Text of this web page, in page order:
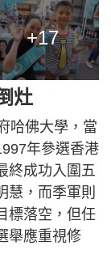
+17
灶
哈佛大學，當
年參選香港
終成功入圍五
慧，而季軍則
標落空，但任
舉應重視修